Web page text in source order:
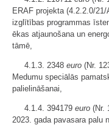
ERAF projekta (4.2.2.0/
izglītības programmas
ēkas atjaunošana un
tāmē,
4.1.3. 2348 euro (Nr.
Medumu speciālās
palielināšanai,
4.1.4. 394179 euro (Nr.
2023. gada pavasara palu